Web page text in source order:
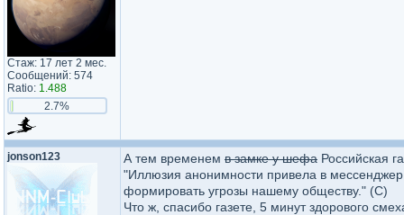
Стаж: 17 лет 2 мес.
Сообщений: 574
Ratio: 1.488
2.7%
jonson123 А тем временем в замке у шефа Российская
"Иллюзия анонимности привела в
формировать угрозы нашему обществу." (С)
Что ж, спасибо газете, 5 минут здорового